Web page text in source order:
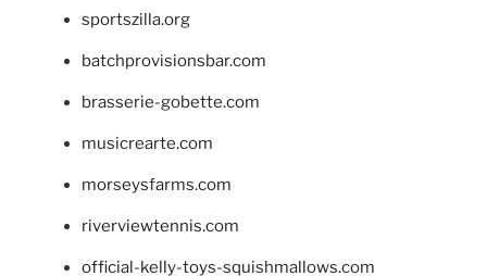
sportszilla.org
batchprovisionsbar.com
brasserie-gobette.com
musicrearte.com
morseysfarms.com
riverviewtennis.com
official-kelly-toys-squishmallows.com